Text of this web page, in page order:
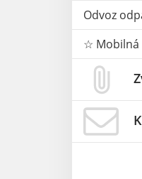
Odvoz
☆ Mobilná